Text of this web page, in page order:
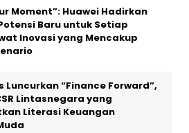
Moment”: Huawei Hadirkan
Baru untuk Setiap
Inovasi yang Mencakup
Luncurkan “Finance Forward”,
Lintasnegara yang
Literasi Keuangan